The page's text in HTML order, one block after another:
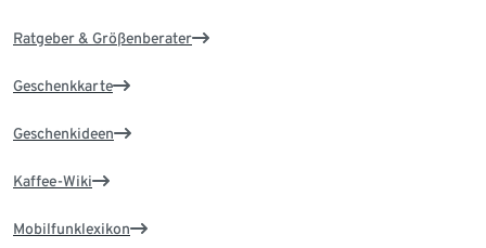
Ratgeber & Größenberater
Geschenkkarte
Geschenkideen
Kaffee-Wiki
Mobilfunklexikon